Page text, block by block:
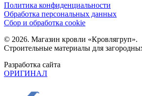
Политика конфиденциальности
Обработка персональных данных
Сбор и обработка cookie
© 2026. Магазин кровли «Кровлягруп».
Строительные материалы для
Разработка сайта
ОРИГИНАЛ